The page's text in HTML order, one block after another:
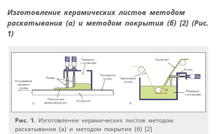
Изготовление керамических листов методом
раскатывания (а) и методом покрытия (б) [2] (Рис.
1)
Рис. 1. Изготовление керамических листов методом
раскатывания (а) и методом покрытия (б) [2]